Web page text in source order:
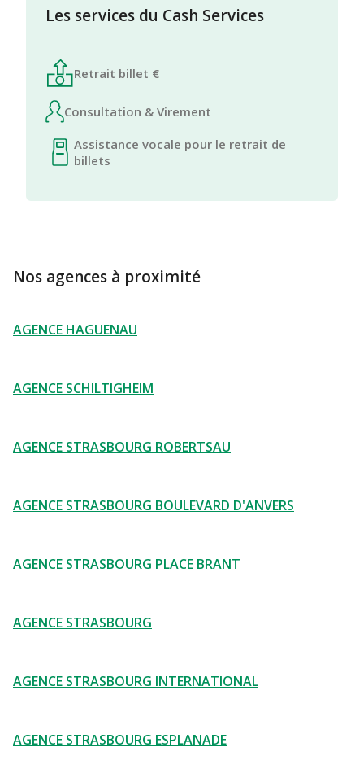
Les services du Cash Services
Retrait billet €
Consultation & Virement
Assistance vocale pour le retrait de
billets
Nos agences à proximité
AGENCE HAGUENAU
AGENCE SCHILTIGHEIM
AGENCE STRASBOURG ROBERTSAU
AGENCE STRASBOURG BOULEVARD D'ANVERS
AGENCE STRASBOURG PLACE BRANT
AGENCE STRASBOURG
AGENCE STRASBOURG INTERNATIONAL
AGENCE STRASBOURG ESPLANADE